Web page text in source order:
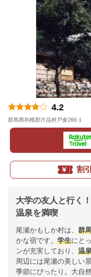
4.2
群馬県利根郡片品村戸倉266-1
割
大学の友人と行く
温泉を満喫
尾瀬かもしか村は、 群
かな宿です。 学生にと
ンが充実しており、 温
周辺には尾瀬の美しい
季節にぴったり。大自